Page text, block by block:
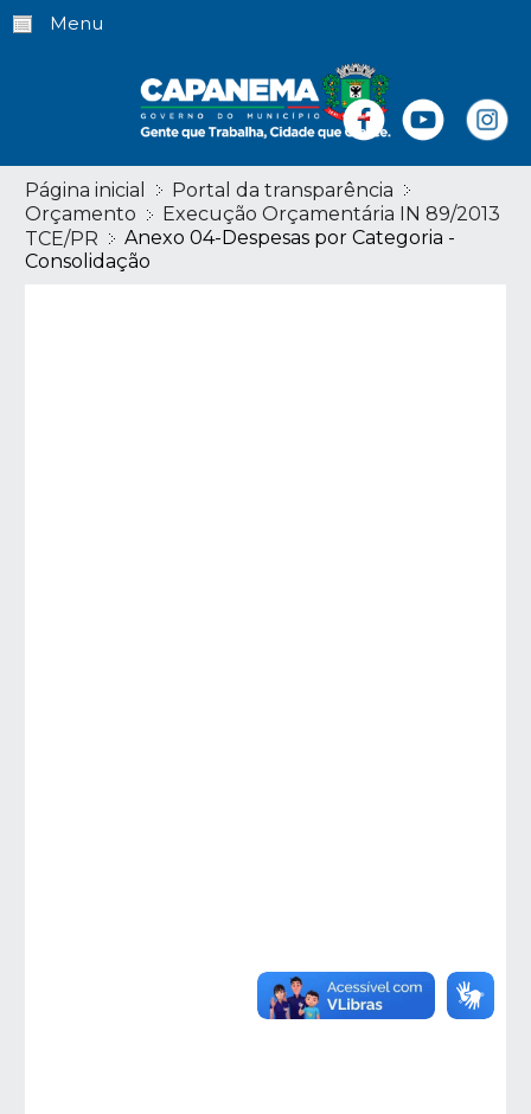
Menu
Página inicial
Portal da transparência
Orçamento
Execução Orçamentária IN 89/2013
TCE/PR
Anexo 04-Despesas por Categoria -
Consolidação